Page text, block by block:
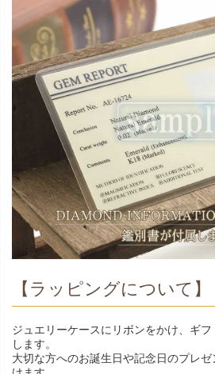
【ラッピングについて】
ジュエリーケースにリボンをかけ、ギ
します。
大切な方へのお誕生日や記念日のプレ